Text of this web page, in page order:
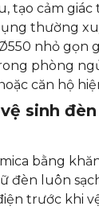
tạo cảm giác
thường
nhỏ gọn
phòng
căn hộ
sinh
bằng
đèn luôn
trước khi